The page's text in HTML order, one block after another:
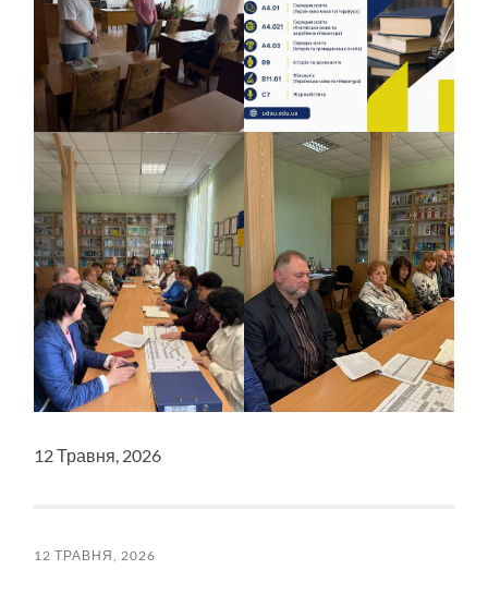
12 Травня, 2026
12 ТРАВНЯ, 2026